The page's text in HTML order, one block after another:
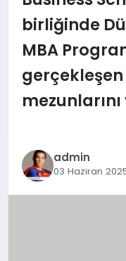
YAŞAM
TEKNOLOJİ
SAĞLIK
EĞİTİM
birliğinde
MBA
admin
03 Haziran